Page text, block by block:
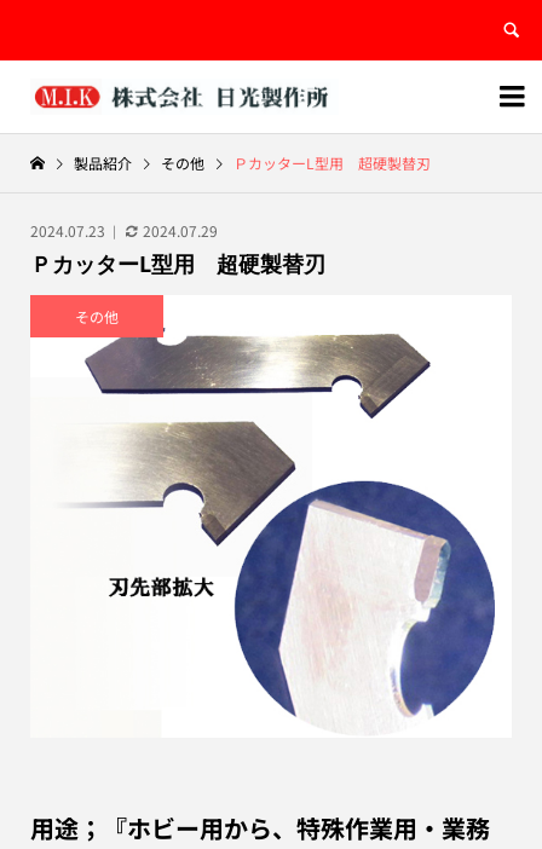


製品紹介 その他 ＰカッターL型用 超硬製替刃
2024.07.23 2024.07.29
ＰカッターL型用 超硬製替刃
その他
用途；『ホビー用から、特殊作業用・業務